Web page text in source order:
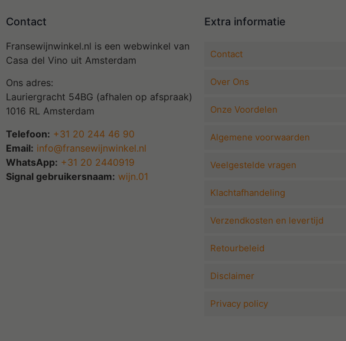
Contact
Fransewijnwinkel.nl is een webwinkel van
Casa del Vino uit Amsterdam
Ons adres:
Lauriergracht 54BG (afhalen op afspraak)
1016 RL Amsterdam
Telefoon: +31 20 244 46 90
Email: info@fransewijnwinkel.nl
WhatsApp: +31 20 2440919
Signal gebruikersnaam: wijn.01
Extra informatie
Contact
Over Ons
Onze Voordelen
Algemene voorwaarden
Veelgestelde vragen
Klachtafhandeling
Verzendkosten en levertijd
Retourbeleid
Disclaimer
Privacy policy